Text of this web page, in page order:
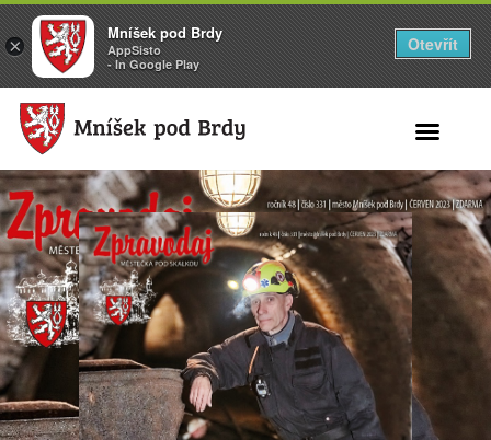
×
Mníšek pod Brdy
AppSisto
- In Google Play
Otevřít